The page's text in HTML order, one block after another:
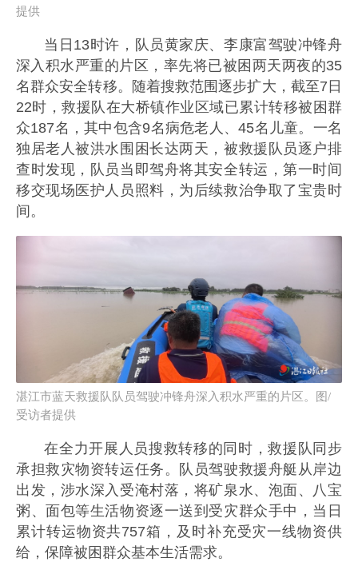
提供
当日13时许，队员黄家庆、李康富驾驶冲锋舟
深入积水严重的片区，率先将已被困两天两夜的35
名群众安全转移。随着搜救范围逐步扩大，截至7日
22时，救援队在大桥镇作业区域已累计转移被困群
众187名，其中包含9名病危老人、45名儿童。一名
独居老人被洪水围困长达两天，被救援队员逐户排
查时发现，队员当即驾舟将其安全转运，第一时间
移交现场医护人员照料，为后续救治争取了宝贵时
间。
湛江市蓝天救援队队员驾驶冲锋舟深入积水严重的片区。图/
受访者提供
在全力开展人员搜救转移的同时，救援队同步
承担救灾物资转运任务。队员驾驶救援舟艇从岸边
出发，涉水深入受淹村落，将矿泉水、泡面、八宝
粥、面包等生活物资逐一送到受灾群众手中，当日
累计转运物资共757箱，及时补充受灾一线物资供
给，保障被困群众基本生活需求。